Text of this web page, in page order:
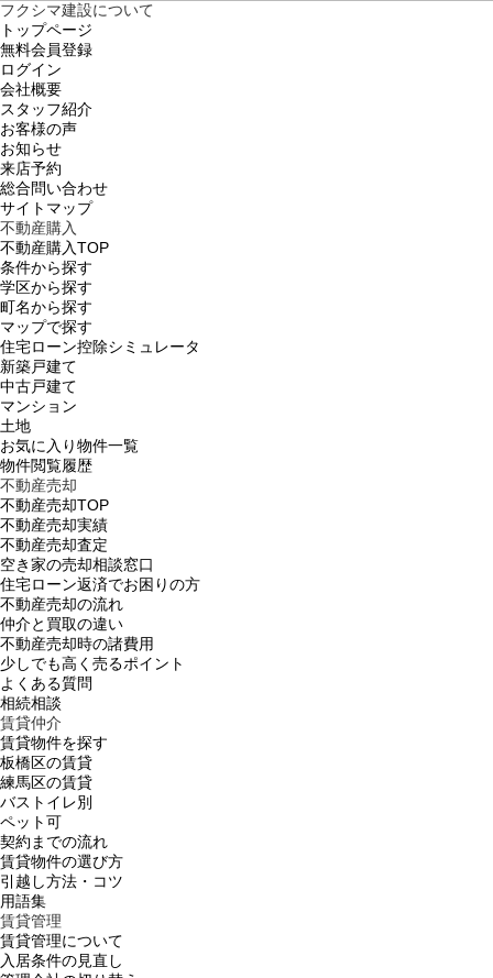
フクシマ建設について
トップページ
無料会員登録
ログイン
会社概要
スタッフ紹介
お客様の声
お知らせ
来店予約
総合問い合わせ
サイトマップ
不動産購入
不動産購入TOP
条件から探す
学区から探す
町名から探す
マップで探す
住宅ローン控除シミュレータ
新築戸建て
中古戸建て
マンション
土地
お気に入り物件一覧
物件閲覧履歴
不動産売却
不動産売却TOP
不動産売却実績
不動産売却査定
空き家の売却相談窓口
住宅ローン返済でお困りの方
不動産売却の流れ
仲介と買取の違い
不動産売却時の諸費用
少しでも高く売るポイント
よくある質問
相続相談
賃貸仲介
賃貸物件を探す
板橋区の賃貸
練馬区の賃貸
バストイレ別
ペット可
契約までの流れ
賃貸物件の選び方
引越し方法・コツ
用語集
賃貸管理
賃貸管理について
入居条件の見直し